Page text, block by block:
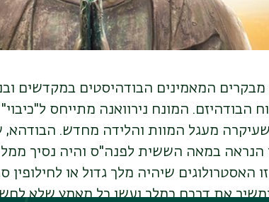
מבקרים המאמינים הבודהיסטים במקדשים
הבודהיזם. המונח נירוואנה מתייחס
שעיקרה מעגל המוות והלידה מחדש.
הנראה במאה הששית לפנה"ס והיה נסיך
האסטרולוגים שיהיה מלך גדול או לחילופין
את דרכם כמלך ועשו כל מאמץ שלא